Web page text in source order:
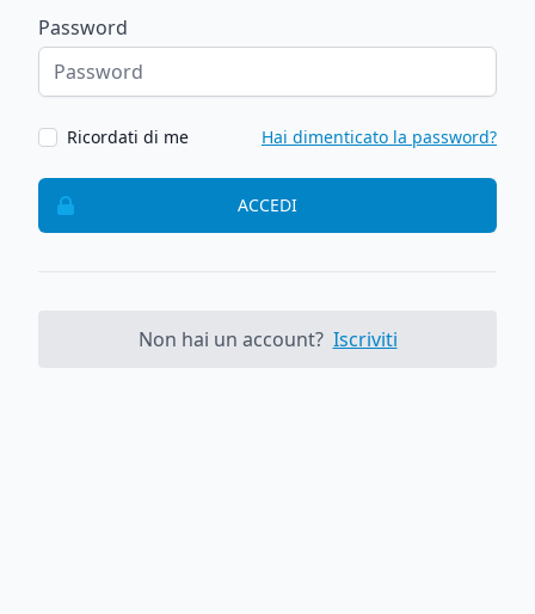
Password
Ricordati di me Hai dimenticato la password?
ACCEDI
Non hai un account? Iscriviti